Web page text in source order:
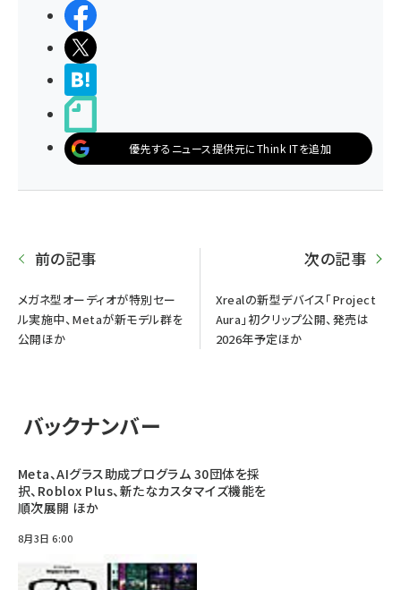
優先するニュース提供元にThink ITを追加
前の記事
メガネ型オーディオが特別セー
ル実施中、Metaが新モデル群を
公開ほか
次の記事
Xrealの新型デバイス「Project
Aura」初クリップ公開、発売は
2026年予定ほか
バックナンバー
Meta、AIグラス助成プログラム 30団体を採
択、Roblox Plus、新たなカスタマイズ機能を
順次展開 ほか
8月3日 6:00